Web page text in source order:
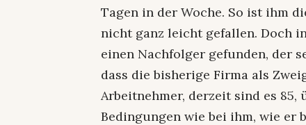
Tagen in der Woche. So ist ihm
nicht ganz leicht gefallen. Doch
einen Nachfolger gefunden, der
dass die bisherige Firma als
Arbeitnehmer, derzeit sind es 85,
Bedingungen wie bei ihm, wie er